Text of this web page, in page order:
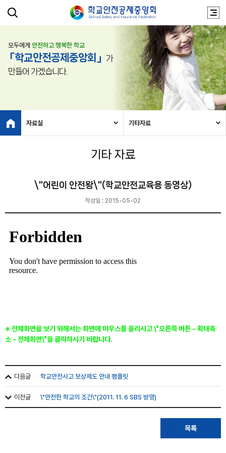
모두에게 안전하고 행복한 학교
「학교안전공제중앙회」
가
만들어 가겠습니다.
자료실 기타자료
기타 자료
\"어린이 안전왕\"(학교안전교육용 동영상)
작성일 : 2015-05-02
※ 전체화면을 보기 위해서는 화면에 마우스를 올리시고 \"오른쪽 버튼 - 확대축
소 - 전체화면\"을 클릭하시기 바랍니다.
다음글 학교안전사고 보상제도 안내 팸플릿
이전글 \"안전한 학교의 조건\"(2011. 11. 6 SBS 방영)
목록